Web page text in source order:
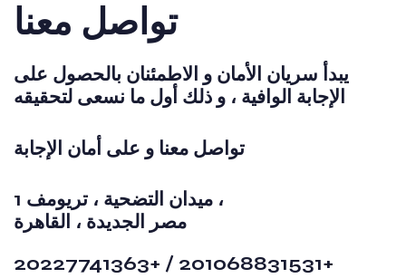
تواصل معنا
يبدأ سريان الأمان و الاطمئنان بالحصول على
الإجابة الوافية ، و ذلك أول ما نسعى لتحقيقه
تواصل معنا و على أمان الإجابة
1 ميدان التضحية ، تريومف ،
مصر الجديدة ، القاهرة
20227741363+ / 201068831531+